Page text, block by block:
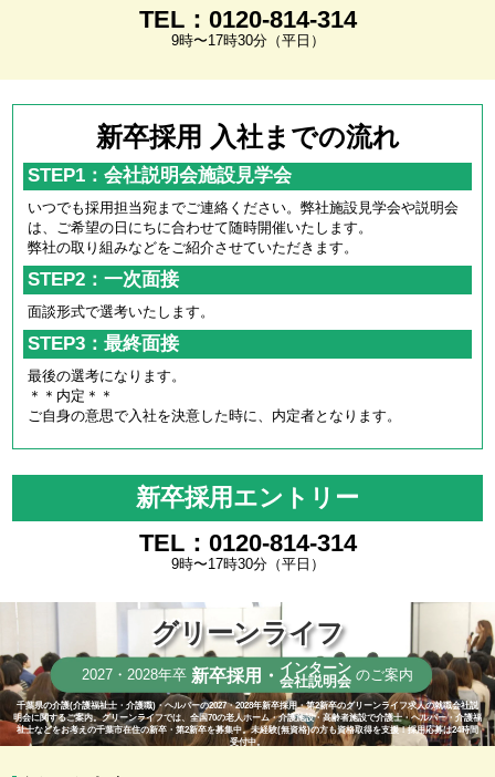
TEL：0120-814-314
9時〜17時30分（平日）
新卒採用 入社までの流れ
STEP1：会社説明会施設見学会
いつでも採用担当宛までご連絡ください。弊社施設見学会や説明会
は、ご希望の日にちに合わせて随時開催いたします。
弊社の取り組みなどをご紹介させていただきます。
STEP2：一次面接
面談形式で選考いたします。
STEP3：最終面接
最後の選考になります。
＊＊内定＊＊
ご自身の意思で入社を決意した時に、内定者となります。
新卒採用エントリー
TEL：0120-814-314
9時〜17時30分（平日）
グリーンライフ
2027・2028年卒 新卒採用・ インターン
会社説明会 のご案内
千葉県の介護(介護福祉士・介護職)・ヘルパーの2027・2028年新卒採用・第2新卒のグリーンライフ求人の就職会社説
明会に関するご案内。グリーンライフでは、全国70の老人ホーム・介護施設・高齢者施設で介護士・ヘルパー・介護福
祉士などをお考えの千葉市在住の新卒・第2新卒を募集中。未経験(無資格)の方も資格取得を支援！採用応募は24時間
受付中。